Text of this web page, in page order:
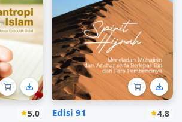
5.0 Edisi 91 4.8